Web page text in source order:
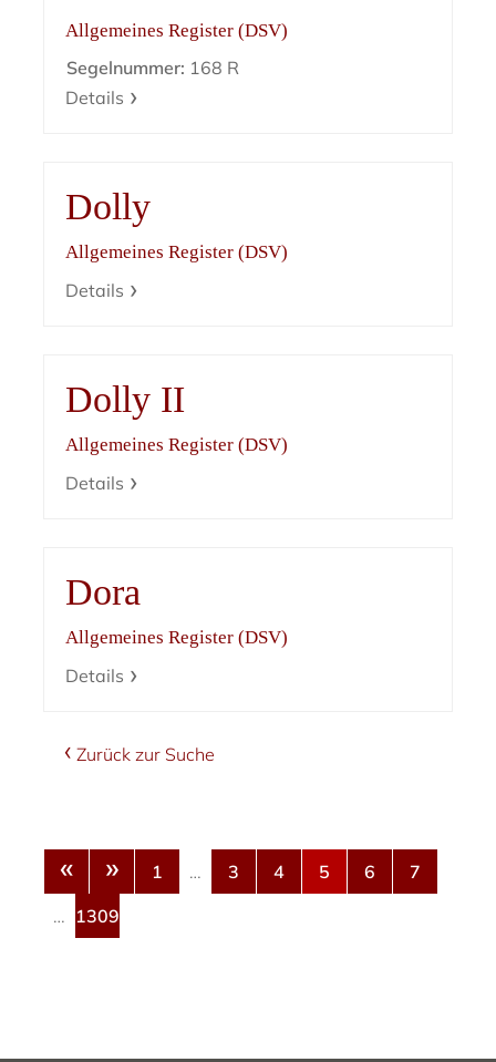
Allgemeines Register (DSV)
Segelnummer: 168 R
Details
Dolly
Allgemeines Register (DSV)
Details
Dolly II
Allgemeines Register (DSV)
Details
Dora
Allgemeines Register (DSV)
Details
Zurück zur Suche
« » 1 … 3 4 5 6
7
… 1309